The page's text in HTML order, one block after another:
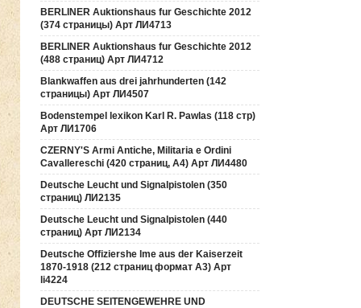
BERLINER Auktionshaus fur Geschichte 2012
(374 страницы) Арт ЛИ4713
BERLINER Auktionshaus fur Geschichte 2012
(488 страниц) Арт ЛИ4712
Blankwaffen aus drei jahrhunderten (142
страницы) Арт ЛИ4507
Bodenstempel lexikon Karl R. Pawlas (118 cтр)
Арт ЛИ1706
CZERNY'S Armi Antiche, Militaria e Ordini
Cavallereschi (420 страниц, А4) Арт ЛИ4480
Deutsche Leucht und Signalpistolen (350
страниц) ЛИ2135
Deutsche Leucht und Signalpistolen (440
страниц) Арт ЛИ2134
Deutsche Offiziershe lme aus der Kaiserzeit
1870-1918 (212 страниц формат А3) Арт
li4224
DEUTSCHE SEITENGEWEHRE UND